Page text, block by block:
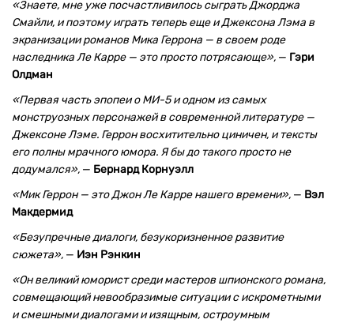
«Знаете, мне уже посчастливилось сыграть Джорджа
Смайли, и поэтому играть теперь еще и Джексона Лэма в
экранизации романов Мика Геррона — в своем роде
наследника Ле Карре — это просто потрясающе», — Гэри
Олдман
«Первая часть эпопеи о МИ-5 и одном из самых
монструозных персонажей в современной литературе —
Джексоне Лэме. Геррон восхитительно циничен, и тексты
его полны мрачного юмора. Я бы до такого просто не
додумался», — Бернард Корнуэлл
«Мик Геррон — это Джон Ле Карре нашего времени», — Вэл
Макдермид
«Безупречные диалоги, безукоризненное развитие
сюжета», — Иэн Рэнкин
«Он великий юморист среди мастеров шпионского романа,
совмещающий невообразимые ситуации с искрометными
и смешными диалогами и изящным, остроумным